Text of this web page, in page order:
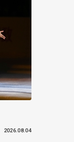
2026.08.04